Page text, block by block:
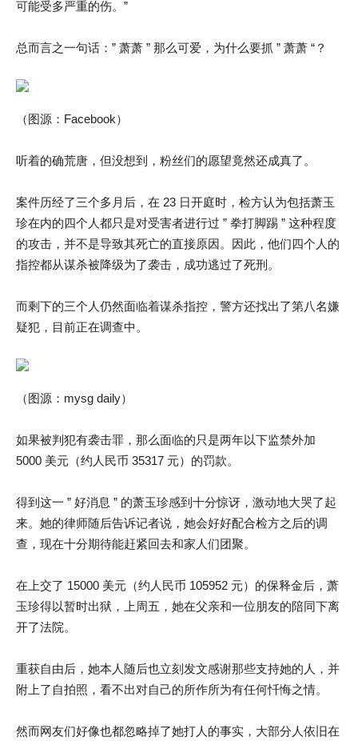
可能受多严重的伤。”
总而言之一句话：” 萧萧 ” 那么可爱，为什么要抓 ” 萧萧 “？
（图源：Facebook）
听着的确荒唐，但没想到，粉丝们的愿望竟然还成真了。
案件历经了三个多月后，在 23 日开庭时，检方认为包括萧玉
珍在内的四个人都只是对受害者进行过 ” 拳打脚踢 ” 这种程度
的攻击，并不是导致其死亡的直接原因。因此，他们四个人的
指控都从谋杀被降级为了袭击，成功逃过了死刑。
而剩下的三个人仍然面临着谋杀指控，警方还找出了第八名嫌
疑犯，目前正在调查中。
（图源：mysg daily）
如果被判犯有袭击罪，那么面临的只是两年以下监禁外加
5000 美元（约人民币 35317 元）的罚款。
得到这一 ” 好消息 ” 的萧玉珍感到十分惊讶，激动地大哭了起
来。她的律师随后告诉记者说，她会好好配合检方之后的调
查，现在十分期待能赶紧回去和家人们团聚。
在上交了 15000 美元（约人民币 105952 元）的保释金后，萧
玉珍得以暂时出狱，上周五，她在父亲和一位朋友的陪同下离
开了法院。
重获自由后，她本人随后也立刻发文感谢那些支持她的人，并
附上了自拍照，看不出对自己的所作所为有任何忏悔之情。
然而网友们好像也都忽略掉了她打人的事实，大部分人依旧在